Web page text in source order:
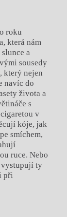
roku
která nám
a
sousedy
který nejen
navíc do
života a
s
v
kóje, jak
smíchem,
ruce. Nebo
vystupují ty
při